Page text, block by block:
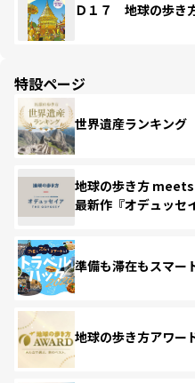
Ｄ１７ 地球の歩
特設ページ
世界遺産ランキング
地球の歩き方 meets
最新作『オデュッセ
準備も滞在もスマ
地球の歩き方アワー